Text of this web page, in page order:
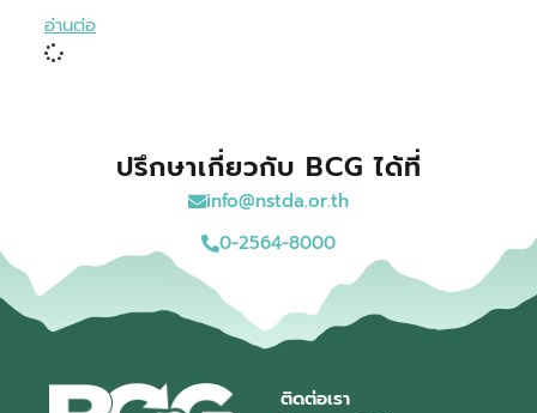
อ่านต่อ
ปรึกษาเกี่ยวกับ BCG ได้ที่
info@nstda.or.th
0-2564-8000
ติดต่อเรา